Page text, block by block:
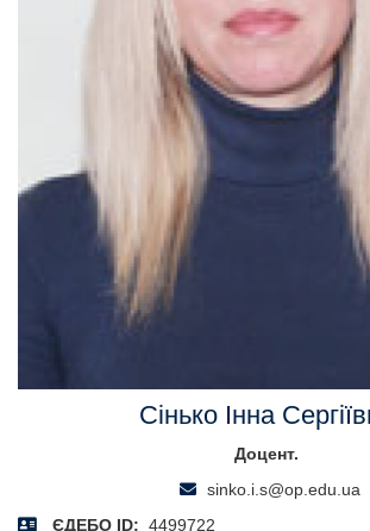
Сінько Інна
Доцент.
sinko.i.s@op.edu.ua
ЄДЕБО ID: 4499722